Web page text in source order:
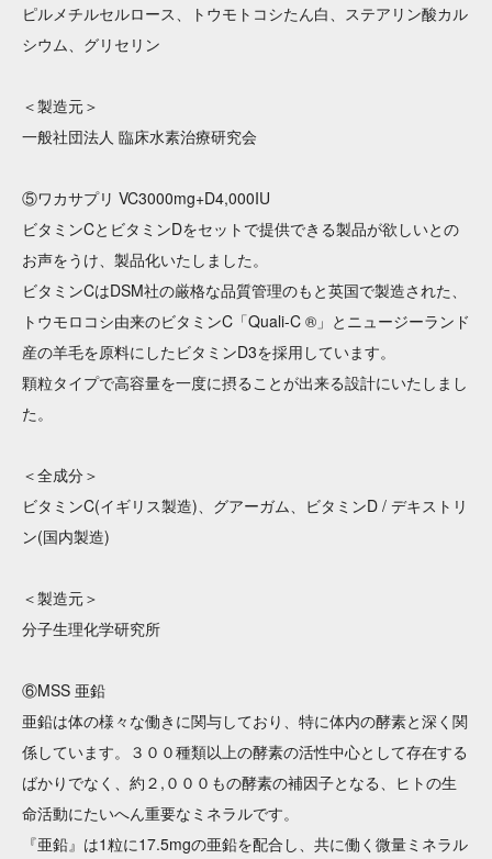
ピルメチルセルロース、トウモトコシたん白、ステアリン酸カル
シウム、グリセリン
＜製造元＞
一般社団法人 臨床水素治療研究会
⑤ワカサプリ VC3000mg+D4,000IU
ビタミンCとビタミンDをセットで提供できる製品が欲しいとの
お声をうけ、製品化いたしました。
ビタミンCはDSM社の厳格な品質管理のもと英国で製造された、
トウモロコシ由来のビタミンC「Quali-C ®」とニュージーランド
産の羊毛を原料にしたビタミンD3を採用しています。
顆粒タイプで高容量を一度に摂ることが出来る設計にいたしまし
た。
＜全成分＞
ビタミンC(イギリス製造)、グアーガム、ビタミンD / デキストリ
ン(国内製造)
＜製造元＞
分子生理化学研究所
⑥MSS 亜鉛
亜鉛は体の様々な働きに関与しており、特に体内の酵素と深く関
係しています。３００種類以上の酵素の活性中心として存在する
ばかりでなく、約２,０００もの酵素の補因子となる、ヒトの生
命活動にたいへん重要なミネラルです。
『亜鉛』は1粒に17.5mgの亜鉛を配合し、共に働く微量ミネラル